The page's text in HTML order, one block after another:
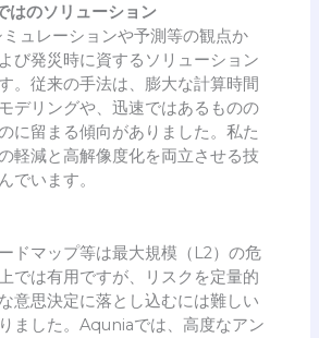
のソリューション
ュレーションや予測等の観点か
び発災時に資するソリューション
。従来の手法は、膨大な計算時間
デリングや、迅速ではあるものの
に留まる傾向がありました。私た
軽減と高解像度化を両立させる技
でいます。
ドマップ等は最大規模（L2）の危
では有用ですが、リスクを定量的
意思決定に落とし込むには難しい
ました。Aquniaでは、高度なアン